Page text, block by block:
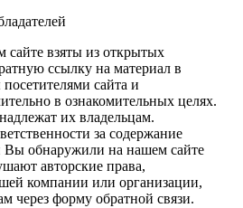
сайте взяты из открытых
ссылку на материал в
сайта и
в ознакомительных целях.
их владельцам.
за содержание
Вы обнаружили на нашем сайте
авторские права,
компании или организации,
через форму обратной связи.